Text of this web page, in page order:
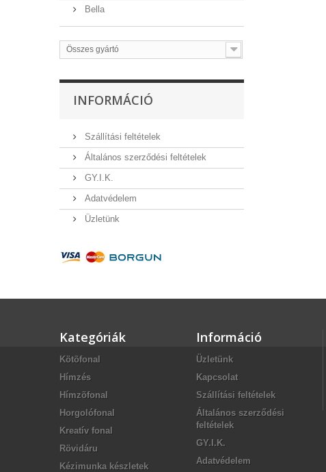
Bella
Összes gyártó
INFORMÁCIÓ
Szállítási feltételek
Általános szerződési feltételek
GY.I.K.
Adatvédelem
Üzletünk
Kategóriák
Kötõfonal
Hímzés
Hímzõfonal
Horgolófonal
Kreatív fonal
Rövidáru
Kézimunka készletek
Információ
Üzletünk
Kapcsolat
Szállítási feltételek
Általános szerződési
feltételek
GY.I.K.
Adatvédelem